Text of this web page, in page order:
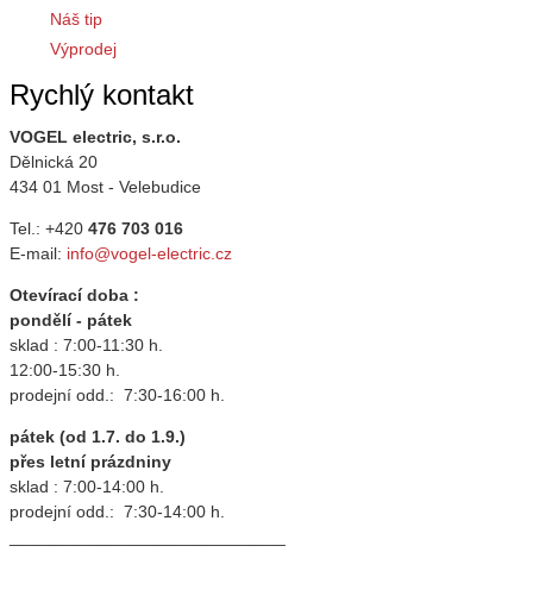
Náš tip
Výprodej
Rychlý kontakt
VOGEL electric, s.r.o.
Dělnická 20
434 01 Most - Velebudice
Tel.: +420 476 703 016
E-mail: info@vogel-electric.cz
Otevírací doba :
pondělí - pátek
sklad : 7:00-11:30 h.
12:00-15:30 h.
prodejní odd.: 7:30-16:00 h.
pátek (od 1.7. do 1.9.)
přes letní prázdniny
sklad : 7:00-14:00 h.
prodejní odd.: 7:30-14:00 h.